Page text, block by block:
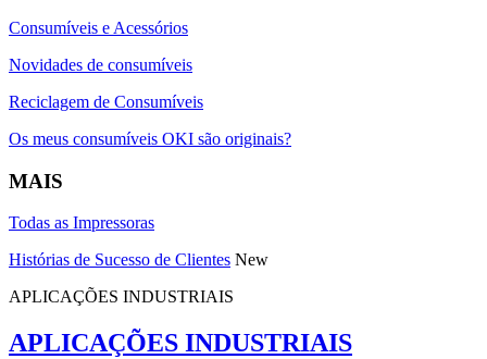
Consumíveis e Acessórios
Novidades de consumíveis
Reciclagem de Consumíveis
Os meus consumíveis OKI são originais?
MAIS
Todas as Impressoras
Histórias de Sucesso de Clientes New
APLICAÇÕES INDUSTRIAIS
APLICAÇÕES INDUSTRIAIS